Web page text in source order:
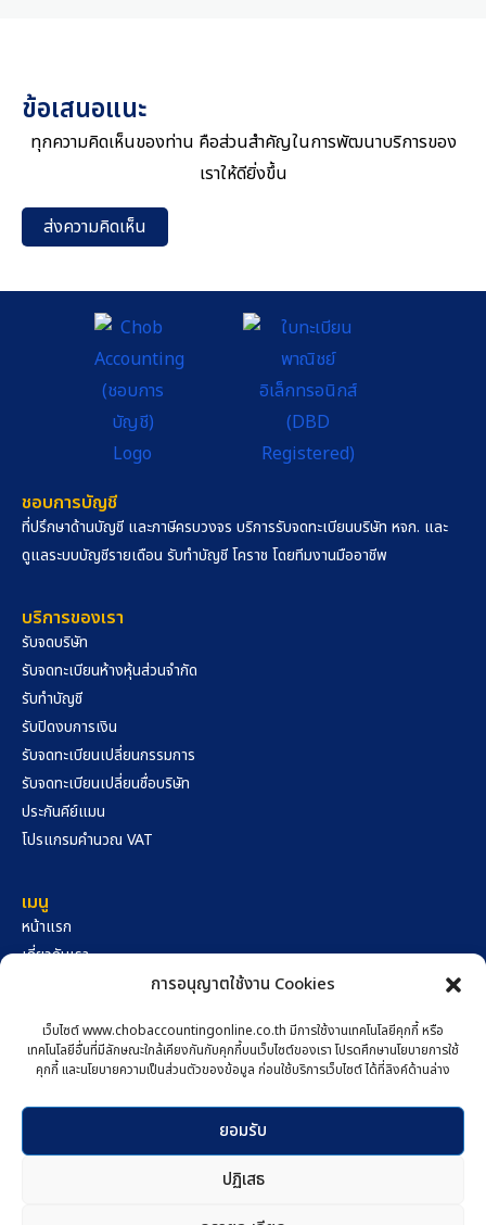
การอนุญาตใช้งาน Cookies
เว็บไซต์ www.chobaccountingonline.co.th มีการใช้งานเทคโนโลยีคุกกี้ หรือ
เทคโนโลยีอื่นที่มีลักษณะใกล้เคียงกันกับคุกกี้บนเว็บไซต์ของเรา โปรดศึกษานโยบายการใช้
คุกกี้ และนโยบายความเป็นส่วนตัวของข้อมูล ก่อนใช้บริการเว็บไซต์ ได้ที่ลิงค์ด้านล่าง
ยอมรับ
ปฏิเสธ
ต้องเตรียมข้อมูลอะไรบ้าง เพื่อลดความเสี่ยงที่จะโดนปฏิเสธการเคลม
ประกัน กำหนดทุนประกันให้เหมาะกับความเสียหายจริง และกำหนดผู้รับผล
ประโยชน์ให้สอดคล้องกับเป้าหมายธุรกิจค่ะ ก่อนทำประกันคีย์แมน
ข้อเสนอแนะ
ทุกความคิดเห็นของท่าน คือส่วนสำคัญในการพัฒนาบริการของ
เราให้ดียิ่งขึ้น
ส่งความคิดเห็น
ชอบการบัญชี
ที่ปรึกษาด้านบัญชี และภาษีครบวงจร บริการรับจดทะเบียนบริษัท หจก. และ
ดูแลระบบบัญชีรายเดือน รับทำบัญชี โคราช โดยทีมงานมืออาชีพ
บริการของเรา
รับจดบริษัท
รับจดทะเบียนห้างหุ้นส่วนจำกัด
รับทำบัญชี
รับปิดงบการเงิน
รับจดทะเบียนเปลี่ยนกรรมการ
รับจดทะเบียนเปลี่ยนชื่อบริษัท
ประกันคีย์แมน
โปรแกรมคำนวณ VAT
เมนู
หน้าแรก
เกี่ยวกับเรา
นโยบายการใช้คุกกี้
ติดต่อเรา
517/89 ถนนมิตรภาพ-หนองคาย ตำบลในเมือง อำเภอเมือง
นครราชสีมา จังหวัดนครราชสีมา 30000
098-889-6262
สอบถามผ่าน Facebook
สอบถามผ่าน Line
โทรหาเราตอนนี้